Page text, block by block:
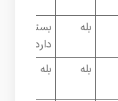
بله
بستگی
دارد
بله بله